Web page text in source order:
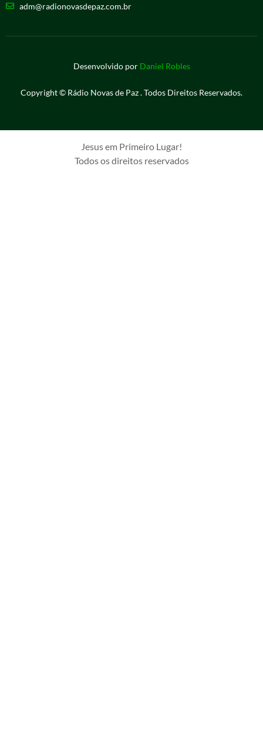
adm@radionovasdepaz.com.br
Desenvolvido por Daniel Robles
Copyright © Rádio Novas de Paz . Todos Direitos Reservados.
Jesus em Primeiro Lugar!
Todos os direitos reservados